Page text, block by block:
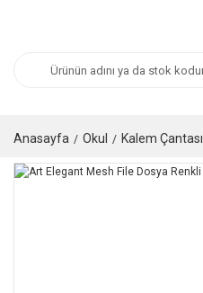
Anasayfa Okul Kalem Çantası